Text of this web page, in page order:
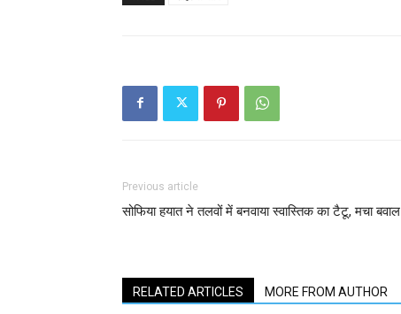
Previous article
सोफिया हयात ने तलवों में बनवाया स्वास्तिक का टैटू, मचा बवाल
RELATED ARTICLES MORE FROM AUTHOR